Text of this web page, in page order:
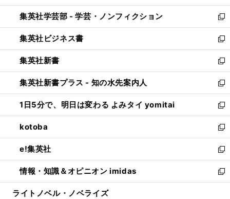
開
く
ウ
で
開
く
ン
ド
ウ
で
開
く
ウ
ィ
ン
ド
ウ
で
開
く
集英社学芸部 - 学芸・ノンフィクション
新
し
い
ウ
ィ
ン
ド
ウ
で
開
く
集英社ビジネス書
新
し
い
ウ
ィ
ン
ド
ウ
で
開
く
集英社新書
新
し
い
ウ
ィ
ン
ド
ウ
で
開
く
集英社新書プラス - 知の水先案内人
新
し
い
ウ
ィ
ン
ド
ウ
で
開
1日5分で、明日は変わる よみタイ yomitai
新
し
い
ウ
ィ
ン
ド
ウ
kotoba
新
し
い
ウ
ィ
ン
e!集英社
新
し
い
ウ
情報・知識＆オピニオン imidas
新
し
ライトノベル・ノベライズ